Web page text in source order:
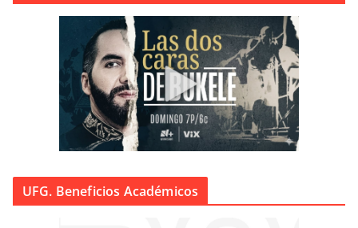
UFG. Beneficios Académicos